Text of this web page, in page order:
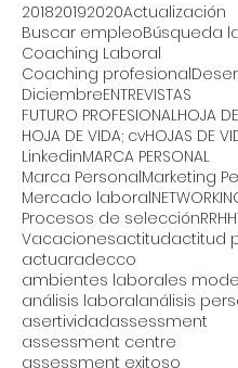
201820192020Actualización
Buscar empleoBúsqueda
Coaching Laboral
Coaching profesional
DiciembreENTREVISTAS
FUTURO PROFESIONALHOJA
HOJA DE VIDA; cvHOJAS DE
LinkedinMARCA PERSONAL
Marca PersonalMarketing
Mercado laboral
Procesos de selecciónRRHH
Vacacionesactitudactitud
actuaradecco
ambientes laborales
análisis laboralanálisis
asertividadassessment
assessment centre
assessment exitoso